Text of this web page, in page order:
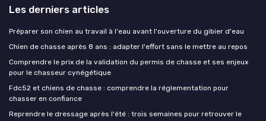
Les derniers articles
Préparer son chien au travail à l'eau avant l'ouverture du gibier d'eau
Chien de chasse après 8 ans : adapter l'effort sans le mettre au repos
Comprendre le prix de la validation du permis de chasse et ses enjeux
pour le chasseur cynégétique
Fdc52 et chiens de chasse : comprendre la réglementation pour
chasser en confiance
Reprendre le dressage après l'été : trois semaines pour retrouver le